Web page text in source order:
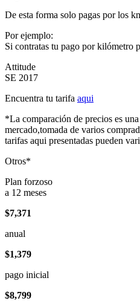
De esta forma solo pagas por los
Por ejemplo:
Si contratas tu pago por kilómetro
Attitude
SE 2017
Encuentra tu tarifa aqui
*La comparación de precios es
mercado,tomada de varios
tarifas aqui presentadas pueden
Otros*
Plan forzoso
a 12 meses
$7,371
anual
$1,379
pago inicial
$8,799